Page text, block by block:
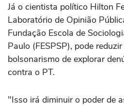
Já o cientista político Hilton
Laboratório de Opinião
Fundação Escola de
Paulo (FESPSP), pode
bolsonarismo de explorar
contra o PT.
"Isso irá diminuir o poder de